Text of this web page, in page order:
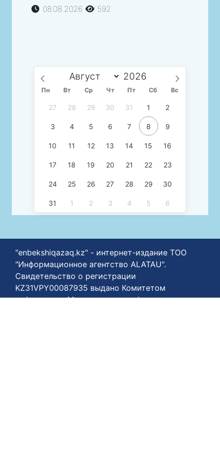
08.08.2026
592
Пн Вт Ср Чт Пт Сб Вс
27 28 29 30 31 1 2
3 4 5 6 7 8 9
10 11 12 13 14 15 16
17 18 19 20 21 22 23
24 25 26 27 28 29 30
31 1 2 3 4 5 6
"enbekshiqazaq.kz" - интернет-издание ТОО
"Информационное агентство ALATAU".
Свидетельство о регистрации
KZ31VPY00087935 выдано Комитетом
информации Министерства информации и